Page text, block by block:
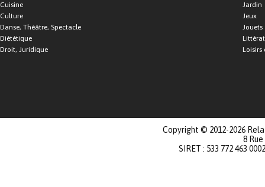
Cuisine
Culture
Danse, Théâtre, Spectacle
Diététique
Droit, Juridique
Jardin
Jeux
Jouets
Loisirs
Copyright © 2012-2026
8
SIRET : 533 772 463